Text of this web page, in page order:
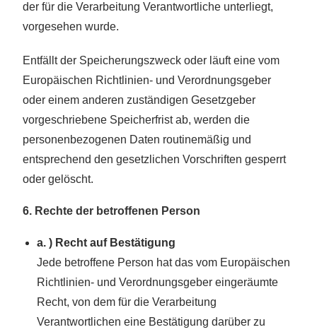
der für die Verarbeitung Verantwortliche unterliegt,
vorgesehen wurde.
Entfällt der Speicherungszweck oder läuft eine vom
Europäischen Richtlinien- und Verordnungsgeber
oder einem anderen zuständigen Gesetzgeber
vorgeschriebene Speicherfrist ab, werden die
personenbezogenen Daten routinemäßig und
entsprechend den gesetzlichen Vorschriften gesperrt
oder gelöscht.
6. Rechte der betroffenen Person
a. ) Recht auf Bestätigung
Jede betroffene Person hat das vom Europäischen
Richtlinien- und Verordnungsgeber eingeräumte
Recht, von dem für die Verarbeitung
Verantwortlichen eine Bestätigung darüber zu